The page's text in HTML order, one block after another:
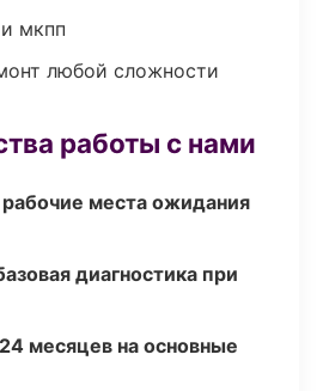
мкпп
любой сложности
работы с нами
места ожидания
диагностика при
месяцев на основные